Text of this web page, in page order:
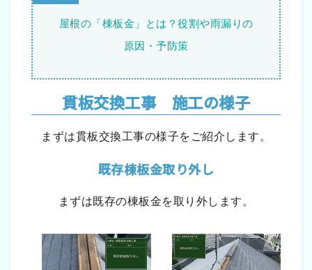
屋根の「棟板金」とは？役割や雨漏りの
原因・予防策
貫板交換工事 施工の様子
まずは貫板交換工事の様子をご紹介します。
既存棟板金取り外し
まずは既存の棟板金を取り外します。